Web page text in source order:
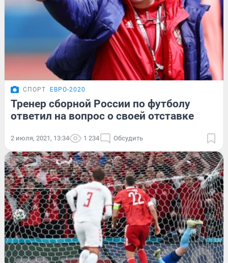
СПОРТ ЕВРО-2020
Тренер сборной России по футболу
ответил на вопрос о своей отставке
2 июля, 2021, 13:34 1 234 Обсудить